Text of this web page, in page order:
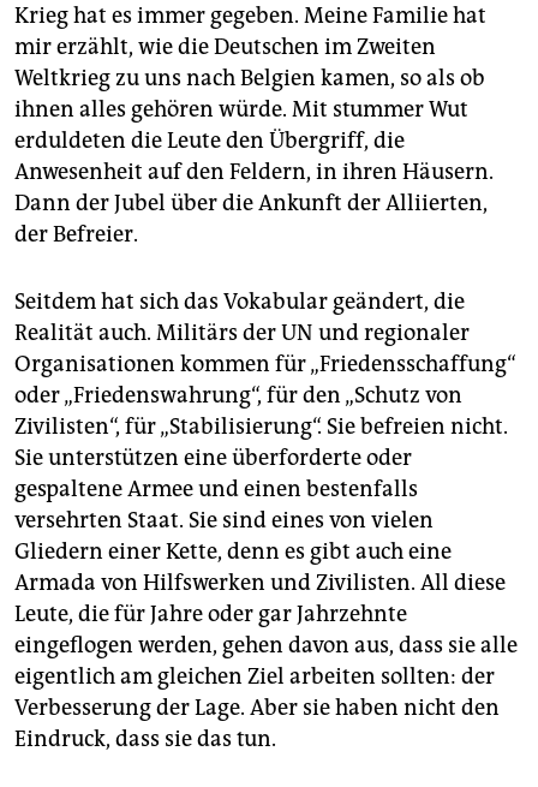
Krieg hat es immer gegeben. Meine Familie hat
mir erzählt, wie die Deutschen im Zweiten
Weltkrieg zu uns nach Belgien kamen, so als ob
ihnen alles gehören würde. Mit stummer Wut
erduldeten die Leute den Übergriff, die
Anwesenheit auf den Feldern, in ihren Häusern.
Dann der Jubel über die Ankunft der Alliierten,
der Befreier.
Seitdem hat sich das Vokabular geändert, die
Realität auch. Militärs der UN und regionaler
Organisationen kommen für „Friedensschaffung“
oder „Friedenswahrung“, für den „Schutz von
Zivilisten“, für „Stabilisierung“. Sie befreien nicht.
Sie unterstützen eine überforderte oder
gespaltene Armee und einen bestenfalls
versehrten Staat. Sie sind eines von vielen
Gliedern einer Kette, denn es gibt auch eine
Armada von Hilfswerken und Zivilisten. All diese
Leute, die für Jahre oder gar Jahrzehnte
eingeflogen werden, gehen davon aus, dass sie alle
eigentlich am gleichen Ziel arbeiten sollten: der
Verbesserung der Lage. Aber sie haben nicht den
Eindruck, dass sie das tun.